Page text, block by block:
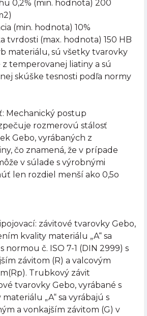
0,2% (min. hodnota) 200
(min. hodnota) 10%
tvrdosti (max. hodnota) 150 HB
materiálu, sú všetky tvarovky
temperovanej liatiny a sú
skúške tesnosti podľa normy
Mechanický postup
rozmerovú stálosť
Gebo, vyrábaných z
čo znamená, že v prípade
v súlade s výrobnými
len rozdiel menší ako 0,5o
závitové tvarovky Gebo,
kvality materiálu „A“ sa
normou č. ISO 7-1 (DIN 2999) s
závitom (R) a valcovým
Trubkový závit
tvarovky Gebo, vyrábané s
„A“ sa vyrábajú s
a vonkajším závitom (G) v